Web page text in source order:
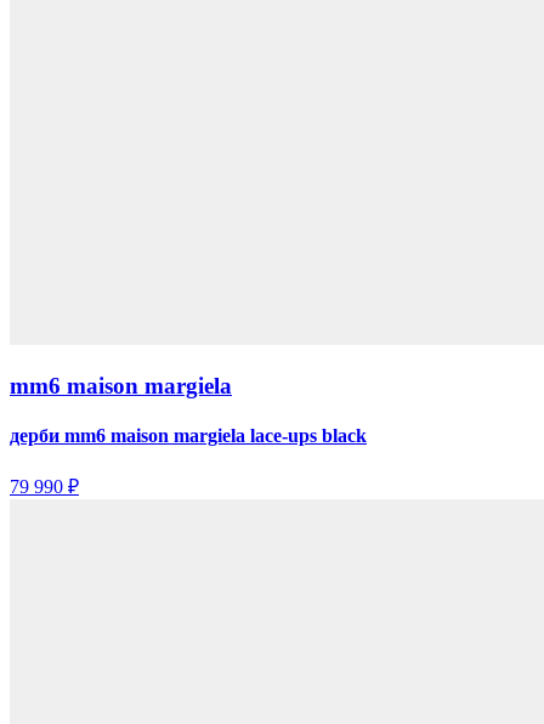
mm6 maison margiela
дерби mm6 maison margiela lace-ups black
79 990 ₽